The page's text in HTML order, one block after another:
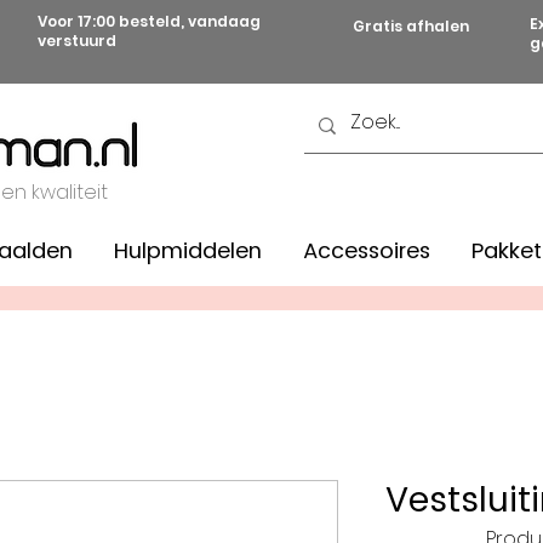
Voor 17:00 besteld, vandaag
verstuurd
Gratis afhalen
en kwaliteit
Hulpmiddelen Accessoires